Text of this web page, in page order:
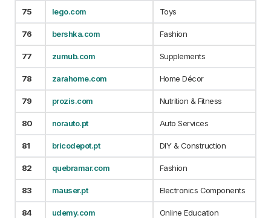
75 lego.com Toys
76 bershka.com Fashion
77 zumub.com Supplements
78 zarahome.com Home Décor
79 prozis.com Nutrition & Fitness
80 norauto.pt Auto Services
81 bricodepot.pt DIY & Construction
82 quebramar.com Fashion
83 mauser.pt Electronics Components
84 udemy.com Online Education